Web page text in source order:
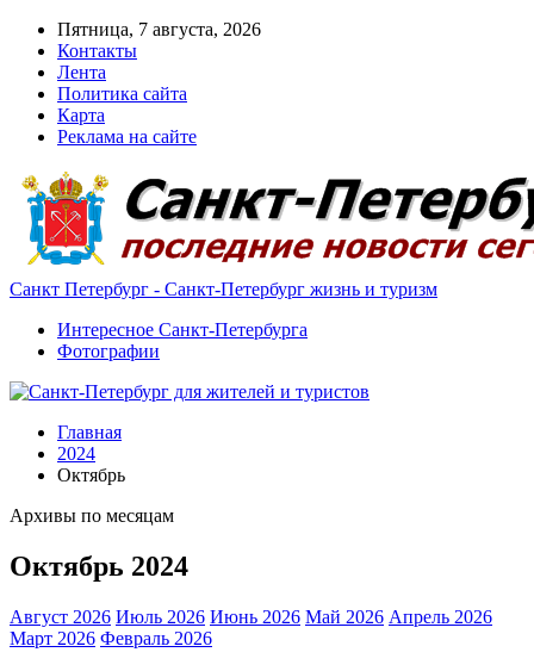
Пятница, 7 августа, 2026
Контакты
Лента
Политика сайта
Карта
Реклама на сайте
Санкт Петербург - Санкт-Петербург жизнь и туризм
Интересное Санкт-Петербурга
Фотографии
Главная
2024
Октябрь
Архивы по месяцам
Октябрь 2024
Август 2026 Июль 2026 Июнь 2026 Май 2026 Апрель 2026
Март 2026 Февраль 2026